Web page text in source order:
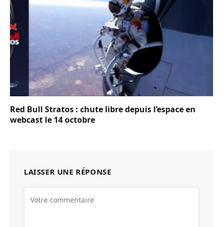
Red Bull Stratos : chute libre depuis l’espace en
webcast le 14 octobre
LAISSER UNE RÉPONSE